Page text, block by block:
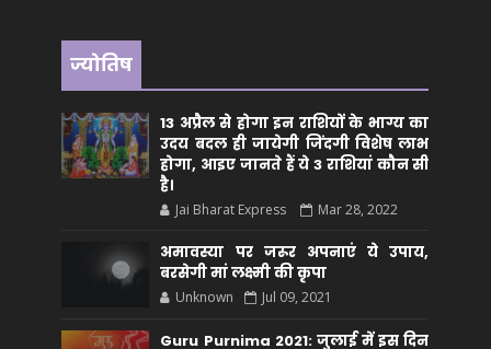
ज्योतिष
13 अप्रैल से होगा इन राशियों के भाग्य का
उदय बदल ही जायेगी जिंदगी विशेष लाभ
होगा, आइए जानते हैं ये 3 राशियां कौन सीं
है।
Jai Bharat Express Mar 28, 2022
अमावस्या पर जरूर अपनाएं ये उपाय,
बरसेगी मां लक्ष्मी की कृपा
Unknown Jul 09, 2021
Guru Purnima 2021: जुलाई में इस दिन